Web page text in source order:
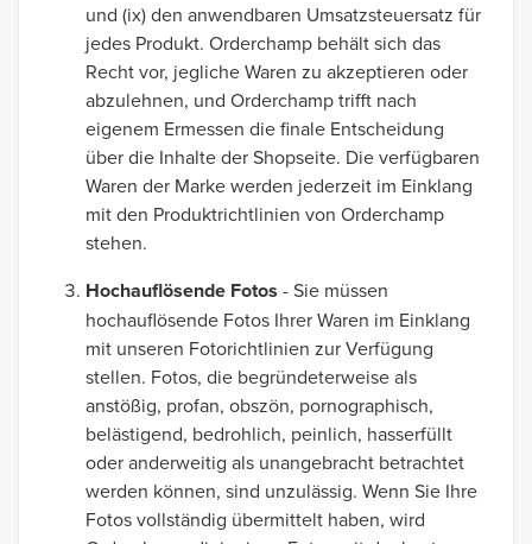
und (ix) den anwendbaren Umsatzsteuersatz für
jedes Produkt. Orderchamp behält sich das
Recht vor, jegliche Waren zu akzeptieren oder
abzulehnen, und Orderchamp trifft nach
eigenem Ermessen die finale Entscheidung
über die Inhalte der Shopseite. Die verfügbaren
Waren der Marke werden jederzeit im Einklang
mit den Produktrichtlinien von Orderchamp
stehen.
Hochauflösende Fotos - Sie müssen
hochauflösende Fotos Ihrer Waren im Einklang
mit unseren Fotorichtlinien zur Verfügung
stellen. Fotos, die begründeterweise als
anstößig, profan, obszön, pornographisch,
belästigend, bedrohlich, peinlich, hasserfüllt
oder anderweitig als unangebracht betrachtet
werden können, sind unzulässig. Wenn Sie Ihre
Fotos vollständig übermittelt haben, wird